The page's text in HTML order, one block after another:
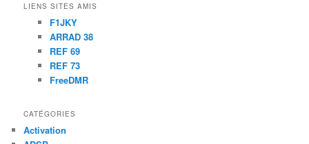
LIENS SITES AMIS
F1JKY
ARRAD 38
REF 69
REF 73
FreeDMR
CATÉGORIES
Activation